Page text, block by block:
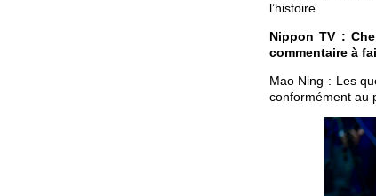
l’histoire.
Nippon TV :
commentaire à
Mao Ning : Les
conformément au